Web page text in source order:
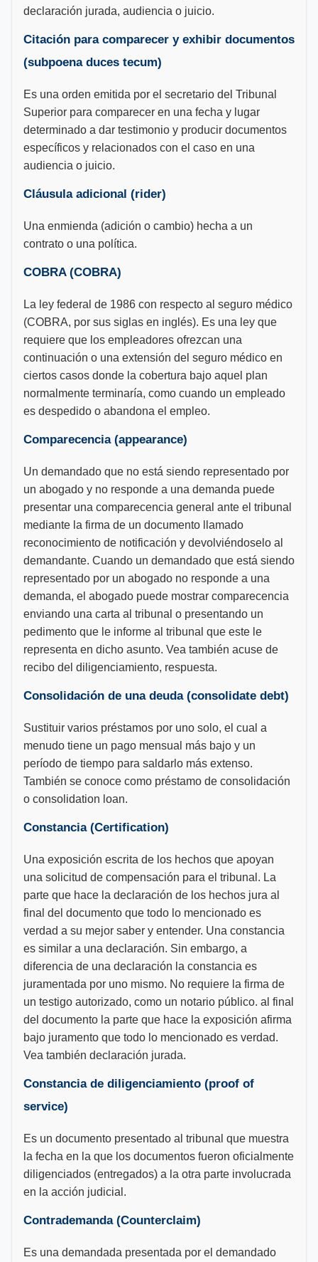
declaración jurada, audiencia o juicio.
Citación para comparecer y exhibir documentos
(subpoena duces tecum)
Es una orden emitida por el secretario del Tribunal
Superior para comparecer en una fecha y lugar
determinado a dar testimonio y producir documentos
específicos y relacionados con el caso en una
audiencia o juicio.
Cláusula adicional (rider)
Una enmienda (adición o cambio) hecha a un
contrato o una política.
COBRA (COBRA)
La ley federal de 1986 con respecto al seguro médico
(COBRA, por sus siglas en inglés). Es una ley que
requiere que los empleadores ofrezcan una
continuación o una extensión del seguro médico en
ciertos casos donde la cobertura bajo aquel plan
normalmente terminaría, como cuando un empleado
es despedido o abandona el empleo.
Comparecencia (appearance)
Un demandado que no está siendo representado por
un abogado y no responde a una demanda puede
presentar una comparecencia general ante el tribunal
mediante la firma de un documento llamado
reconocimiento de notificación y devolviéndoselo al
demandante. Cuando un demandado que está siendo
representado por un abogado no responde a una
demanda, el abogado puede mostrar comparecencia
enviando una carta al tribunal o presentando un
pedimento que le informe al tribunal que este le
representa en dicho asunto. Vea también acuse de
recibo del diligenciamiento, respuesta.
Consolidación de una deuda (consolidate debt)
Sustituir varios préstamos por uno solo, el cual a
menudo tiene un pago mensual más bajo y un
período de tiempo para saldarlo más extenso.
También se conoce como préstamo de consolidación
o consolidation loan.
Constancia (Certification)
Una exposición escrita de los hechos que apoyan
una solicitud de compensación para el tribunal. La
parte que hace la declaración de los hechos jura al
final del documento que todo lo mencionado es
verdad a su mejor saber y entender. Una constancia
es similar a una declaración. Sin embargo, a
diferencia de una declaración la constancia es
juramentada por uno mismo. No requiere la firma de
un testigo autorizado, como un notario público. al final
del documento la parte que hace la exposición afirma
bajo juramento que todo lo mencionado es verdad.
Vea también declaración jurada.
Constancia de diligenciamiento (proof of
service)
Es un documento presentado al tribunal que muestra
la fecha en la que los documentos fueron oficialmente
diligenciados (entregados) a la otra parte involucrada
en la acción judicial.
Contrademanda (Counterclaim)
Es una demandada presentada por el demandado